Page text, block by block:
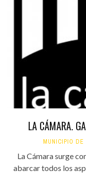
LA CÁMARA.
MUNICIPIO
La Cámara surge
abarcar todos los